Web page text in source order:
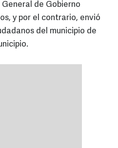
de Gobierno
y por el contrario, envió
del municipio de